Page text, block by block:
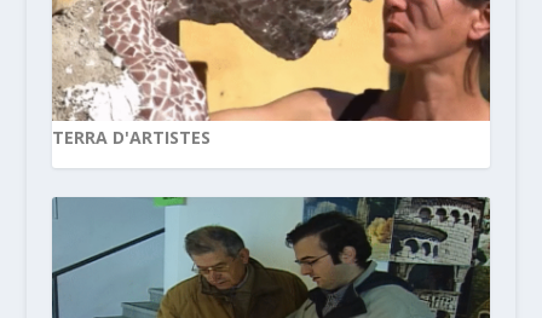
TERRA D'ARTISTES